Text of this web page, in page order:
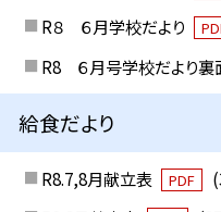
R８ ６月学校だより
R8 ６月号学校だより裏
給食だより
R8.7,8月献立表 PDF